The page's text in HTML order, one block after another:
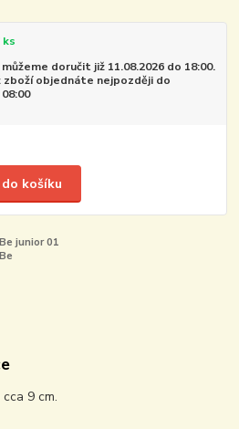
ks
doručit již 11.08.2026 do 18:00.
zboží objednáte nejpozději do
košíku
junior 01
9 cm.